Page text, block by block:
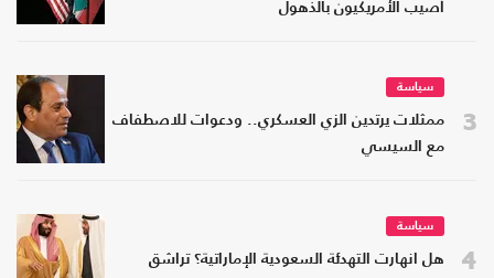
أصيب الأمريكيون بالذهول
3
سياسة
ممثلات يرتدين الزي العسكري.. ودعوات للاصطفاف
مع السيسي
4
سياسة
هل انهارت التهدئة السعودية الإماراتية؟ تراشق